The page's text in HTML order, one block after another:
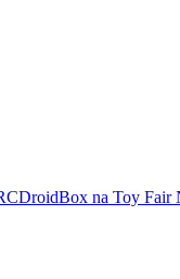
na Toy Fair